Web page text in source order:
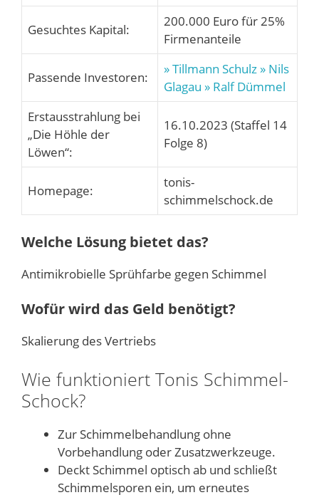
Gesuchtes Kapital:
200.000 Euro für 25%
Firmenanteile
Passende Investoren:
» Tillmann Schulz » Nils
Glagau » Ralf Dümmel
Erstausstrahlung bei
„Die Höhle der
Löwen“:
16.10.2023 (Staffel 14
Folge 8)
Homepage:
tonis-
schimmelschock.de
Welche Lösung bietet das?
Antimikrobielle Sprühfarbe gegen Schimmel
Wofür wird das Geld benötigt?
Skalierung des Vertriebs
Wie funktioniert Tonis Schimmel-
Schock?
Zur Schimmelbehandlung ohne
Vorbehandlung oder Zusatzwerkzeuge.
Deckt Schimmel optisch ab und schließt
Schimmelsporen ein, um erneutes